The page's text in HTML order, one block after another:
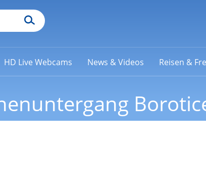
HD Live Webcams News & Videos Reisen &